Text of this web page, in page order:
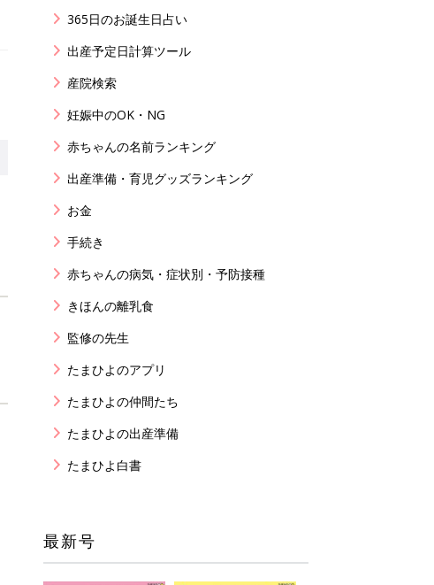
365日のお誕生日占い
出産予定日計算ツール
産院検索
妊娠中のOK・NG
赤ちゃんの名前ランキング
出産準備・育児グッズランキング
お金
手続き
赤ちゃんの病気・症状別・予防接種
きほんの離乳食
監修の先生
たまひよのアプリ
たまひよの仲間たち
たまひよの出産準備
たまひよ白書
最新号